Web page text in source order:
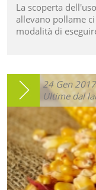
La scoperta
allevano pollame
modalità di
24 Gen 2017
Ultime dal